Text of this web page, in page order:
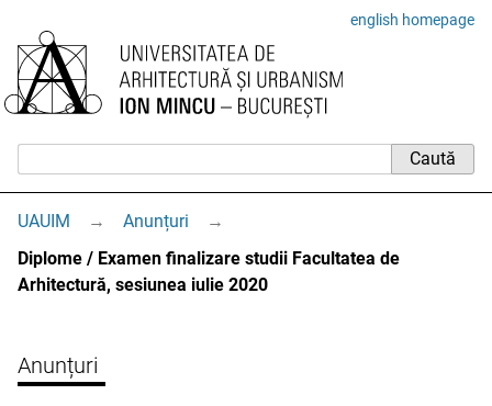
english homepage
UAUIM → Anunțuri
→
Diplome / Examen finalizare studii Facultatea de
Arhitectură, sesiunea iulie 2020
Anunțuri